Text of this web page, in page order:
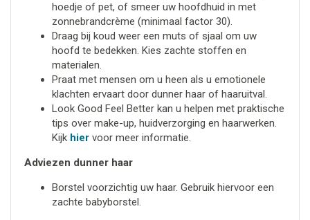
hoedje of pet, of smeer uw hoofdhuid in met
zonnebrandcrème (minimaal factor 30).
Draag bij koud weer een muts of sjaal om uw
hoofd te bedekken. Kies zachte stoffen en
materialen.
Praat met mensen om u heen als u emotionele
klachten ervaart door dunner haar of haaruitval.
Look Good Feel Better kan u helpen met praktische
tips over make-up, huidverzorging en haarwerken.
Kijk hiervoor meer informatie.
Adviezen dunner haar
Borstel voorzichtig uw haar. Gebruik hiervoor een
zachte babyborstel.